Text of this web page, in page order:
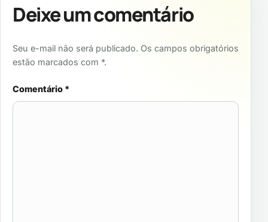
Deixe um comentário
Seu e-mail não será publicado. Os campos obrigatórios
estão marcados com *.
Comentário *